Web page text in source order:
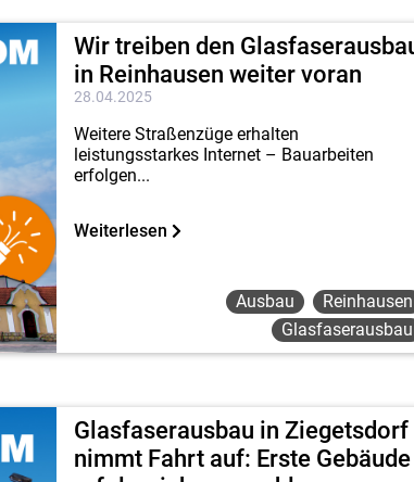
Wir treiben den
in Reinhausen weiter voran
28.04.2025
Weitere Straßenzüge erhalten
leistungsstarkes Internet – Bauarbeiten
erfolgen...
Weiterlesen
Ausbau
Reinhausen
Glasfaserausbau
Glasfaserausbau in Ziegetsdorf
nimmt Fahrt auf: Erste Gebäude